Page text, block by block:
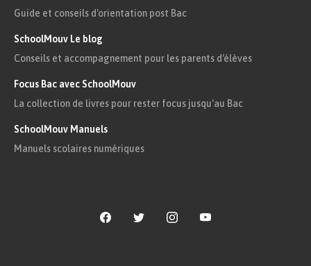
Guide et conseils d'orientation post Bac
SchoolMouv Le blog
Conseils et accompagnement pour les parents d'élèves
Focus Bac avec SchoolMouv
La collection de livres pour rester focus jusqu'au Bac
SchoolMouv Manuels
Manuels scolaires numériques